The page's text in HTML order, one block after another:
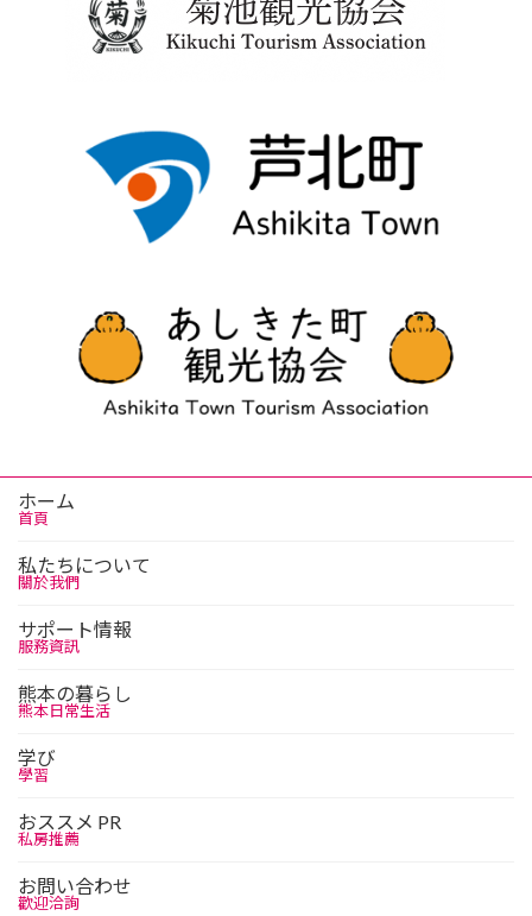
ホーム
首頁
私たちについて
關於我們
サポート情報
服務資訊
熊本の暮らし
熊本日常生活
学び
學習
おススメ PR
私房推薦
お問い合わせ
歡迎洽詢